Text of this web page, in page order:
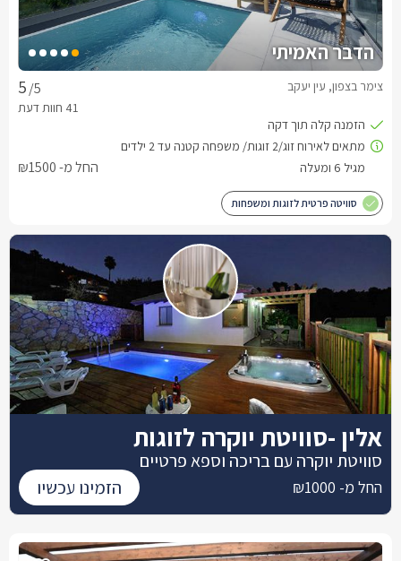
הדבר האמיתי
/5 צימר בצפון, עין יעקב
החל מ- ₪1500
סוויטה פרטית לזוגות ומשפחות
אלין -סוויטת יוקרה לזוגות
סוויטת יוקרה עם בריכה וספא פרטיים
החל מ- ₪1000 הזמינו עכשיו